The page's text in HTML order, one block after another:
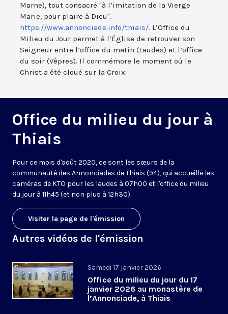
Marne), tout consacré "à l’imitation de la Vierge
Marie, pour plaire à Dieu".
https://www.annonciade.info/thiais/. L’Office du
Milieu du Jour permet à l’Église de retrouver son
Seigneur entre l’office du matin (Laudes) et l’office
du soir (Vêpres). Il commémore le moment où le
Christ a été cloué sur la Croix.
Office du milieu du jour à
Thiais
Pour ce mois d'août 2020, ce sont les sœurs de la
communauté des Annonciades de Thiais (94), qui accueille les
caméras de KTO pour les laudes à 07h00 et l'office du milieu
du jour à 11h45 (et non plus à 12h30).
Visiter la page de l'émission
Autres vidéos de l'émission
Samedi 17 janvier 2026
Office du milieu du jour du 17
janvier 2026 au monastère de
l’Annonciade, à Thiais